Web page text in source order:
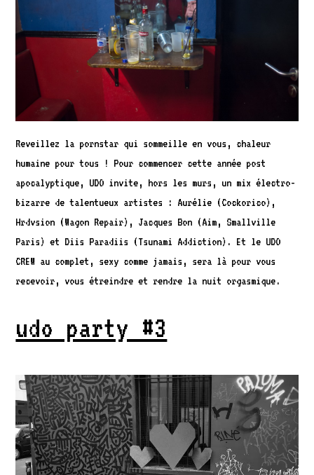
Reveillez la pornstar qui sommeille en vous, chaleur
humaine pour tous ! Pour commencer cette année post
apocalyptique, UDO invite, hors les murs, un mix électro-
bizarre de talentueux artistes : Aurélie (Cockorico),
Hrdvsion (Wagon Repair), Jacques Bon (Aim, Smallville
Paris) et Diis Paradiis (Tsunami Addiction). Et le UDO
CREW au complet, sexy comme jamais, sera là pour vous
recevoir, vous étreindre et rendre la nuit orgasmique.
udo party #3